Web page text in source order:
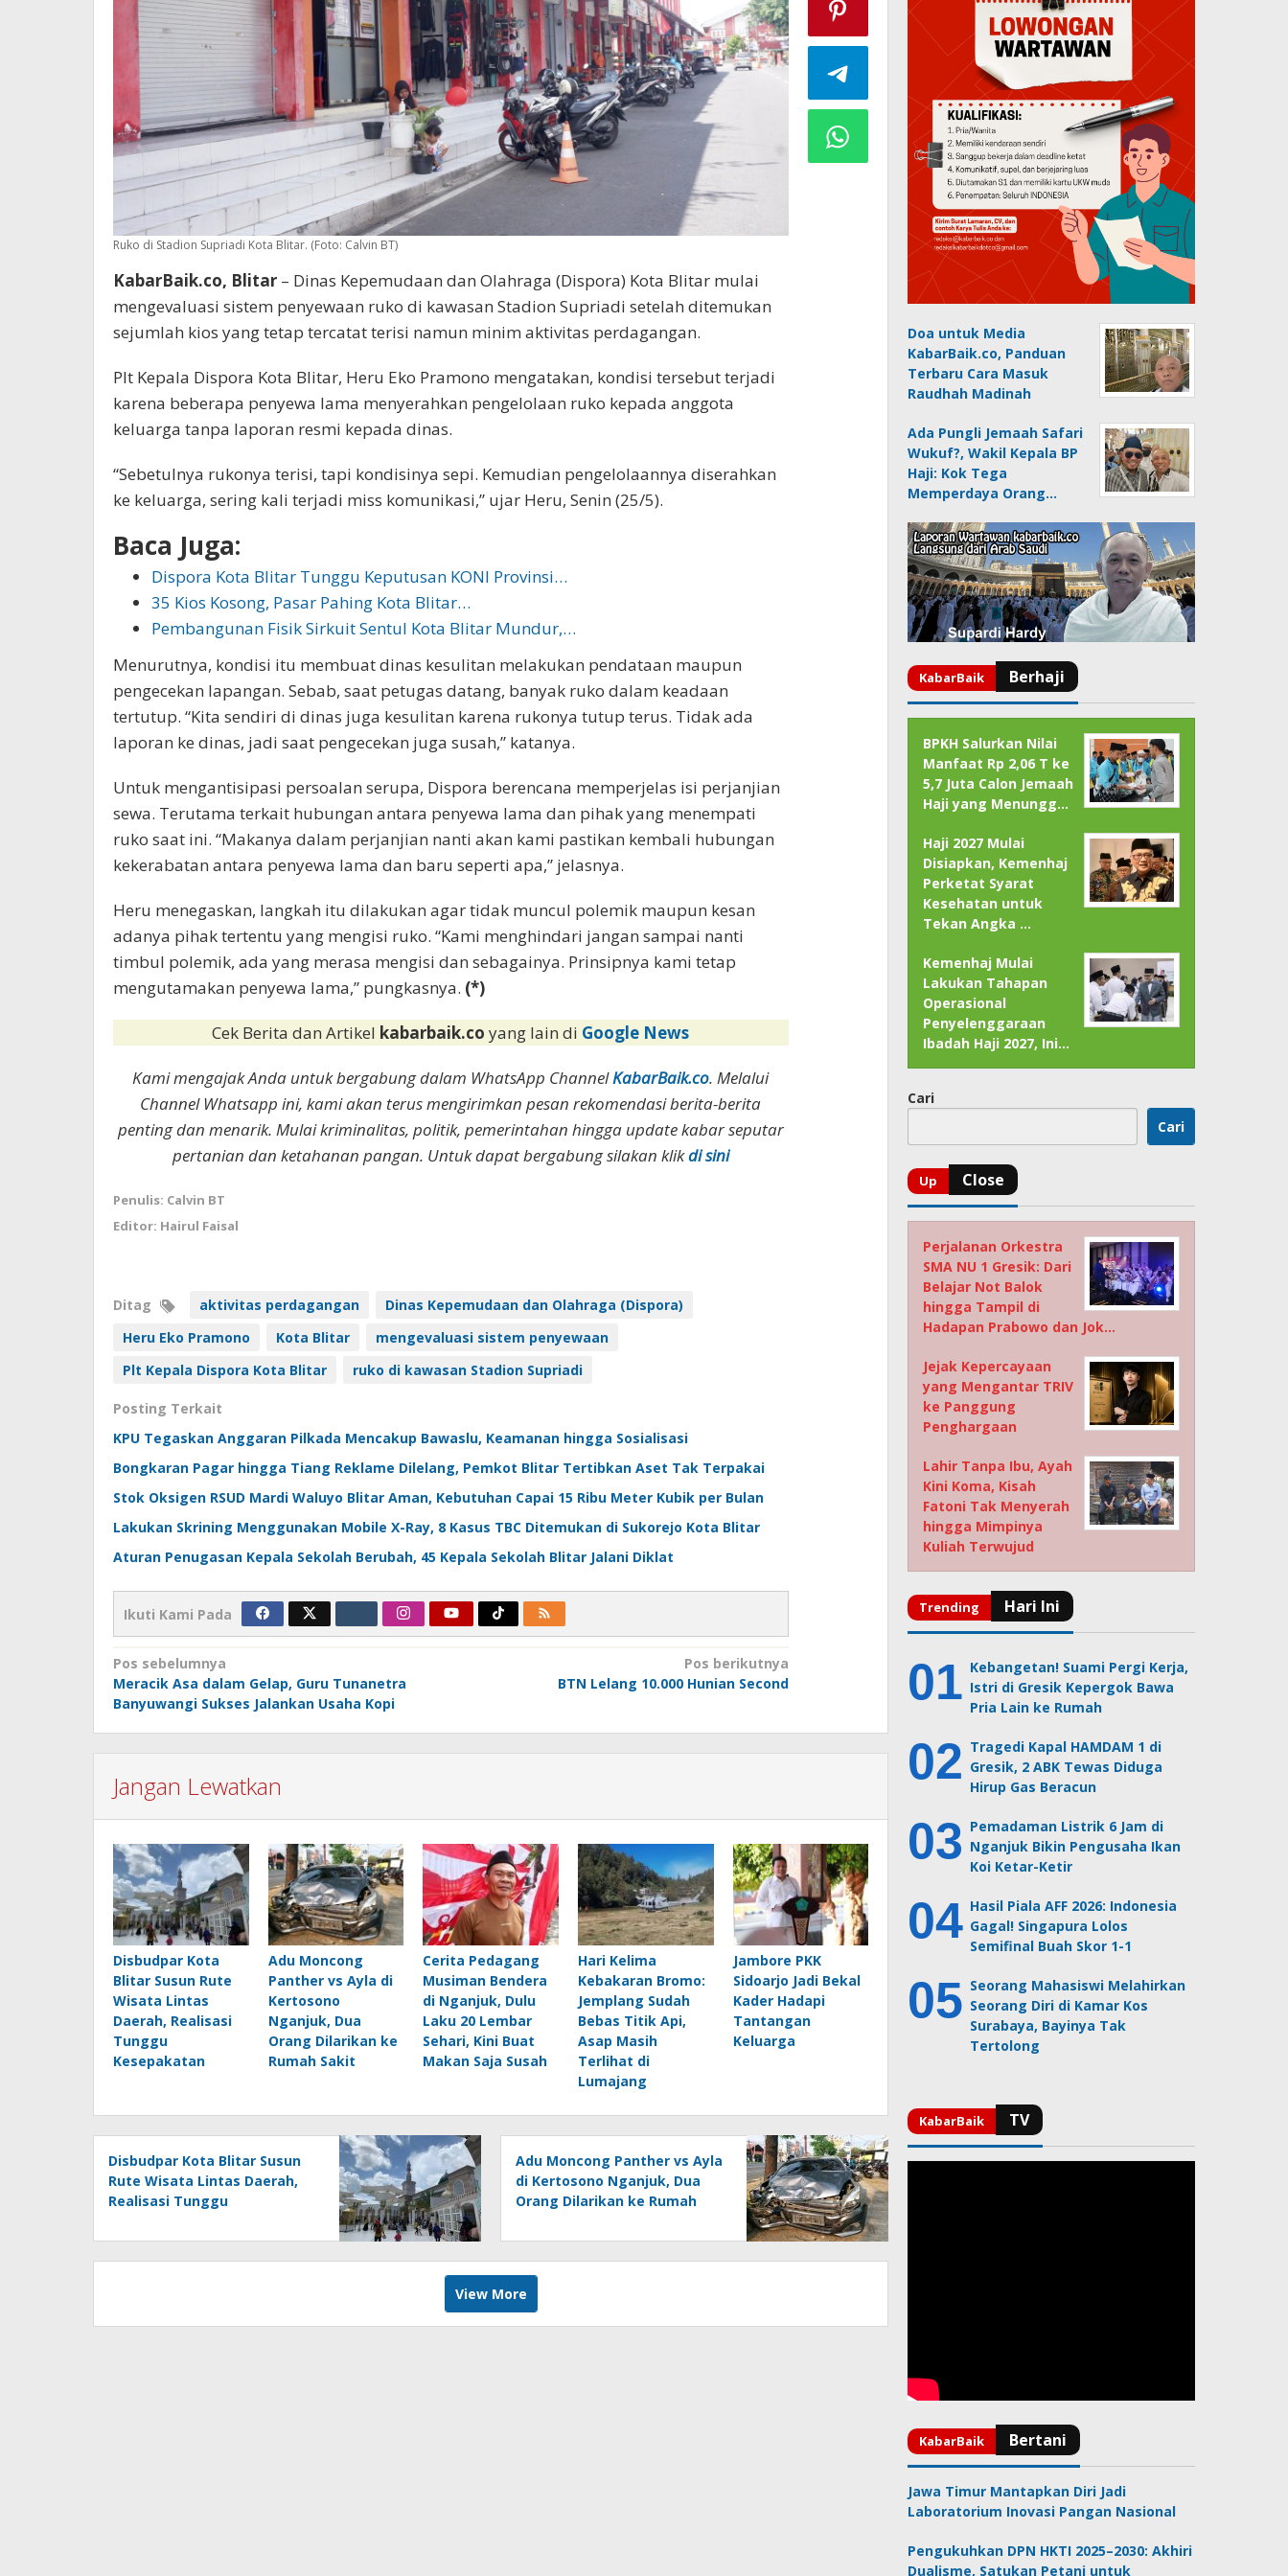
Ruko di Stadion Supriadi Kota Blitar. (Foto: Calvin BT)
KabarBaik.co, Blitar – Dinas Kepemudaan dan Olahraga (Dispora) Kota Blitar mulai
mengevaluasi sistem penyewaan ruko di kawasan Stadion Supriadi setelah ditemukan
sejumlah kios yang tetap tercatat terisi namun minim aktivitas perdagangan.
Plt Kepala Dispora Kota Blitar, Heru Eko Pramono mengatakan, kondisi tersebut terjadi
karena beberapa penyewa lama menyerahkan pengelolaan ruko kepada anggota
keluarga tanpa laporan resmi kepada dinas.
“Sebetulnya rukonya terisi, tapi kondisinya sepi. Kemudian pengelolaannya diserahkan
ke keluarga, sering kali terjadi miss komunikasi,” ujar Heru, Senin (25/5).
Baca Juga:
Dispora Kota Blitar Tunggu Keputusan KONI Provinsi…
35 Kios Kosong, Pasar Pahing Kota Blitar…
Pembangunan Fisik Sirkuit Sentul Kota Blitar Mundur,…
Menurutnya, kondisi itu membuat dinas kesulitan melakukan pendataan maupun
pengecekan lapangan. Sebab, saat petugas datang, banyak ruko dalam keadaan
tertutup. “Kita sendiri di dinas juga kesulitan karena rukonya tutup terus. Tidak ada
laporan ke dinas, jadi saat pengecekan juga susah,” katanya.
Untuk mengantisipasi persoalan serupa, Dispora berencana memperjelas isi perjanjian
sewa. Terutama terkait hubungan antara penyewa lama dan pihak yang menempati
ruko saat ini. “Makanya dalam perjanjian nanti akan kami pastikan kembali hubungan
kekerabatan antara penyewa lama dan baru seperti apa,” jelasnya.
Heru menegaskan, langkah itu dilakukan agar tidak muncul polemik maupun kesan
adanya pihak tertentu yang mengisi ruko. “Kami menghindari jangan sampai nanti
timbul polemik, ada yang merasa mengisi dan sebagainya. Prinsipnya kami tetap
mengutamakan penyewa lama,” pungkasnya. (*)
Cek Berita dan Artikel kabarbaik.coyang lain di Google News
Kami mengajak Anda untuk bergabung dalam WhatsApp ChannelKabarBaik.co. Melalui
Channel Whatsapp ini, kami akan terus mengirimkan pesan rekomendasi berita-berita
penting dan menarik. Mulai kriminalitas, politik, pemerintahan hingga update kabar seputar
pertanian dan ketahanan pangan. Untuk dapat bergabung silakan klikdi sini
Penulis: Calvin BT
Editor: Hairul Faisal
Ditag aktivitas perdagangan
Dinas Kepemudaan dan Olahraga (Dispora)
Heru Eko Pramono
Kota Blitar
mengevaluasi sistem penyewaan
Plt Kepala Dispora Kota Blitar
ruko di kawasan Stadion Supriadi
Posting Terkait
KPU Tegaskan Anggaran Pilkada Mencakup Bawaslu, Keamanan hingga Sosialisasi
Bongkaran Pagar hingga Tiang Reklame Dilelang, Pemkot Blitar Tertibkan Aset Tak Terpakai
Stok Oksigen RSUD Mardi Waluyo Blitar Aman, Kebutuhan Capai 15 Ribu Meter Kubik per Bulan
Lakukan Skrining Menggunakan Mobile X-Ray, 8 Kasus TBC Ditemukan di Sukorejo Kota Blitar
Aturan Penugasan Kepala Sekolah Berubah, 45 Kepala Sekolah Blitar Jalani Diklat
Ikuti Kami Pada
Navigasi
pos
Pos sebelumnya
Meracik Asa dalam Gelap, Guru Tunanetra
Banyuwangi Sukses Jalankan Usaha Kopi
Pos berikutnya
BTN Lelang 10.000 Hunian Second
Jangan Lewatkan
Disbudpar Kota
Blitar Susun Rute
Wisata Lintas
Daerah, Realisasi
Tunggu
Kesepakatan
Adu Moncong
Panther vs Ayla di
Kertosono
Nganjuk, Dua
Orang Dilarikan ke
Rumah Sakit
Cerita Pedagang
Musiman Bendera
di Nganjuk, Dulu
Laku 20 Lembar
Sehari, Kini Buat
Makan Saja Susah
Hari Kelima
Kebakaran Bromo:
Jemplang Sudah
Bebas Titik Api,
Asap Masih
Terlihat di
Lumajang
Jambore PKK
Sidoarjo Jadi Bekal
Kader Hadapi
Tantangan
Keluarga
Disbudpar Kota Blitar Susun
Rute Wisata Lintas Daerah,
Realisasi Tunggu
Adu Moncong Panther vs Ayla
di Kertosono Nganjuk, Dua
Orang Dilarikan ke Rumah
View More
Doa untuk Media
KabarBaik.co, Panduan
Terbaru Cara Masuk
Raudhah Madinah
Ada Pungli Jemaah Safari
Wukuf?, Wakil Kepala BP
Haji: Kok Tega
Memperdaya Orang…
BPKH Salurkan Nilai
Manfaat Rp 2,06 T ke
5,7 Juta Calon Jemaah
Haji yang Menungg…
Haji 2027 Mulai
Disiapkan, Kemenhaj
Perketat Syarat
Kesehatan untuk
Tekan Angka …
Kemenhaj Mulai
Lakukan Tahapan
Operasional
Penyelenggaraan
Ibadah Haji 2027, Ini…
Cari
Cari
Perjalanan Orkestra
SMA NU 1 Gresik: Dari
Belajar Not Balok
hingga Tampil di
Hadapan Prabowo dan Jok…
Jejak Kepercayaan
yang Mengantar TRIV
ke Panggung
Penghargaan
Lahir Tanpa Ibu, Ayah
Kini Koma, Kisah
Fatoni Tak Menyerah
hingga Mimpinya
Kuliah Terwujud
Kebangetan! Suami Pergi Kerja,
Istri di Gresik Kepergok Bawa
Pria Lain ke Rumah
Tragedi Kapal HAMDAM 1 di
Gresik, 2 ABK Tewas Diduga
Hirup Gas Beracun
Pemadaman Listrik 6 Jam di
Nganjuk Bikin Pengusaha Ikan
Koi Ketar-Ketir
Hasil Piala AFF 2026: Indonesia
Gagal! Singapura Lolos
Semifinal Buah Skor 1-1
Seorang Mahasiswi Melahirkan
Seorang Diri di Kamar Kos
Surabaya, Bayinya Tak
Tertolong
Jawa Timur Mantapkan Diri Jadi
Laboratorium Inovasi Pangan Nasional
Pengukuhkan DPN HKTI 2025–2030: Akhiri
Dualisme, Satukan Petani untuk